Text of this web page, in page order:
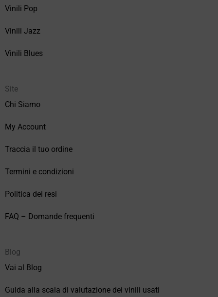
Vinili Pop
Vinili Jazz
Vinili Blues
Site
Chi Siamo
My Account
Traccia il tuo ordine
Termini e condizioni
Politica dei resi
FAQ – Domande frequenti
Blog
Vai al Blog
Guida alla scala di valutazione dei vinili usati